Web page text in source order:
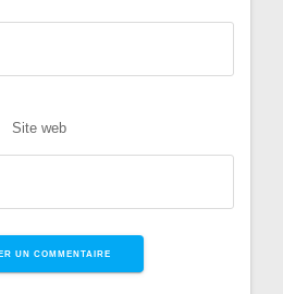
Site web